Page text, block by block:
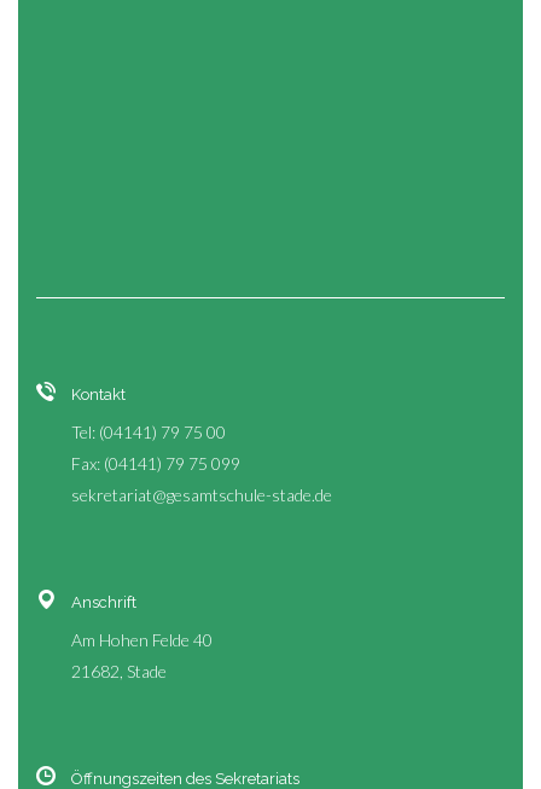
Kontakt
Tel: (04141) 79 75 00
Fax: (04141) 79 75 099
sekretariat@gesamtschule-stade.de
Anschrift
Am Hohen Felde 40
21682, Stade
Öffnungszeiten des Sekretariats